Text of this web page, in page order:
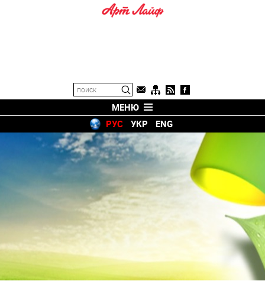
МЕНЮ
РУС
УКР ENG